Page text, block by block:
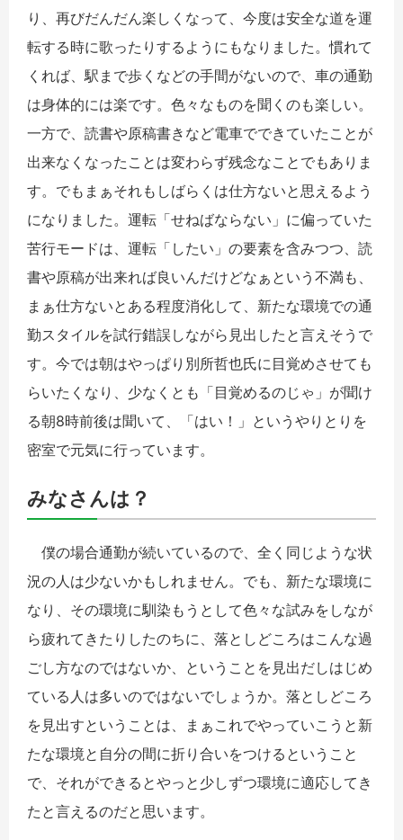
り、再びだんだん楽しくなって、今度は安全な道を運
転する時に歌ったりするようにもなりました。慣れて
くれば、駅まで歩くなどの手間がないので、車の通勤
は身体的には楽です。色々なものを聞くのも楽しい。
一方で、読書や原稿書きなど電車でできていたことが
出来なくなったことは変わらず残念なことでもありま
す。でもまぁそれもしばらくは仕方ないと思えるよう
になりました。運転「せねばならない」に偏っていた
苦行モードは、運転「したい」の要素を含みつつ、読
書や原稿が出来れば良いんだけどなぁという不満も、
まぁ仕方ないとある程度消化して、新たな環境での通
勤スタイルを試行錯誤しながら見出したと言えそうで
す。今では朝はやっぱり別所哲也氏に目覚めさせても
らいたくなり、少なくとも「目覚めるのじゃ」が聞け
る朝8時前後は聞いて、「はい！」というやりとりを
密室で元気に行っています。
みなさんは？
僕の場合通勤が続いているので、全く同じような状
況の人は少ないかもしれません。でも、新たな環境に
なり、その環境に馴染もうとして色々な試みをしなが
ら疲れてきたりしたのちに、落としどころはこんな過
ごし方なのではないか、ということを見出だしはじめ
ている人は多いのではないでしょうか。落としどころ
を見出すということは、まぁこれでやっていこうと新
たな環境と自分の間に折り合いをつけるということ
で、それができるとやっと少しずつ環境に適応してき
たと言えるのだと思います。